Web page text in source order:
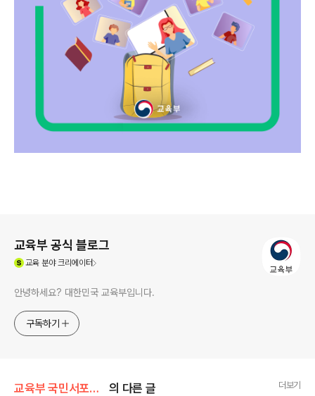
교육부 공식 블로그
교육분야 크리에이터
안녕하세요? 대한민국 교육부입니다.
구독하기
교육부 국민서포터즈 의 다른 글 더보기